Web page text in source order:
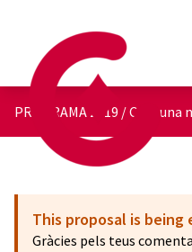
PROGRAMA 2019 /Crea una
This proposal is being
Gràcies pels teus